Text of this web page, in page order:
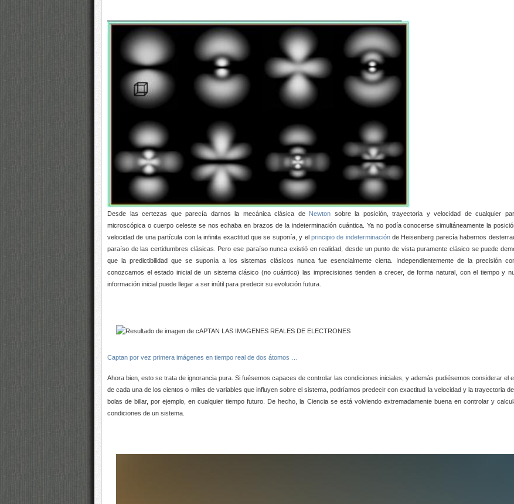
Desde las certezas que parecía darnos la mecánica clásica de Newton sobre la posición, trayectoria y velocidad de cualquier
microscópica o cuerpo celeste se nos echaba en brazos de la indeterminación cuántica. Ya no podía conocerse simultáneamente la
velocidad de una partícula con la infinita exactitud que se suponía, y el principio de indeterminaciónde Heisenberg parecía habernos
paraíso de las certidumbres clásicas. Pero ese paraíso nunca existió en realidad, desde un punto de vista puramente clásico se puede
que la predictibilidad que se suponía a los sistemas clásicos nunca fue esencialmente cierta. Independientemente de la precisión
conozcamos el estado inicial de un sistema clásico (no cuántico) las imprecisiones tienden a crecer, de forma natural, con el tiempo y
información inicial puede llegar a ser inútil para predecir su evolución futura.
Captan por vez primera imágenes en tiempo real de dos átomos …
Ahora bien, esto se trata de ignorancia pura. Si fuésemos capaces de controlar las condiciones iniciales, y además pudiésemos considerar el
de cada una de los cientos o miles de variables que influyen sobre el sistema, podríamos predecir con exactitud la velocidad y la trayectoria
bolas de billar, por ejemplo, en cualquier tiempo futuro. De hecho, la Ciencia se está volviendo extremadamente buena en controlar y
condiciones de un sistema.